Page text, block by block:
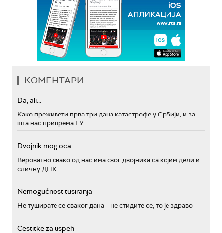
КОМЕНТАРИ
Da, ali...
Како преживети прва три дана катастрофе у Србији, и за
шта нас припрема ЕУ
Dvojnik mog oca
Вероватно свако од нас има свог двојника са којим дели и
сличну ДНК
Nemogućnost tusiranja
Не туширате се сваког дана – не стидите се, то је здраво
Cestitke za uspeh